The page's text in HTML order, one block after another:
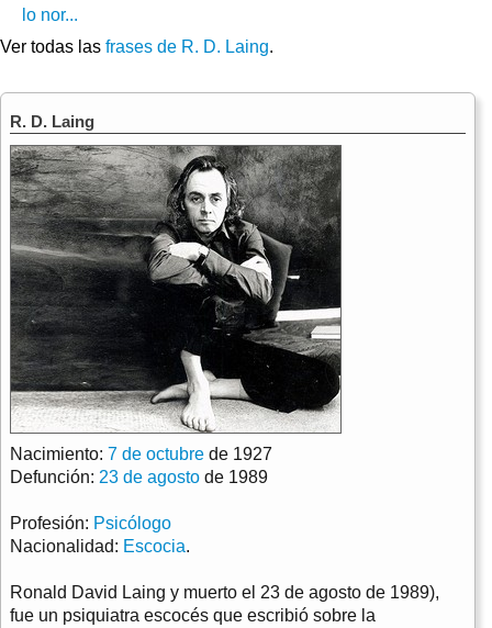
lo nor...
Ver todas las frases de R. D. Laing.
R. D. Laing
Nacimiento: 7 de octubre de 1927
Defunción: 23 de agosto de 1989
Profesión: Psicólogo
Nacionalidad: Escocia.
Ronald David Laing y muerto el 23 de agosto de 1989),
fue un psiquiatra escocés que escribió sobre la